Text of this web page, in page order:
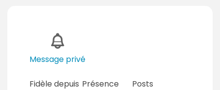
Message privé
Fidèle depuis Présence Posts